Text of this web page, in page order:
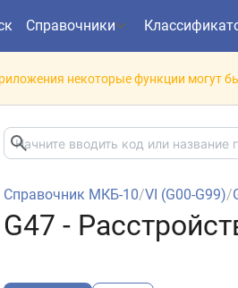
Справочники
некоторые функции могут
Справочник МКБ-10/VI (G00-G99)/
G47 -